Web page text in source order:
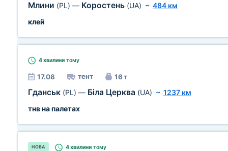
Млини (PL) — Коростень (UA) ~ 484 км
клей
4 хвилини тому
17.08 тент 16 т
Гданськ (PL) — Біла Церква (UA) ~ 1237 км
тнв на палетах
НОВА 4 хвилини тому